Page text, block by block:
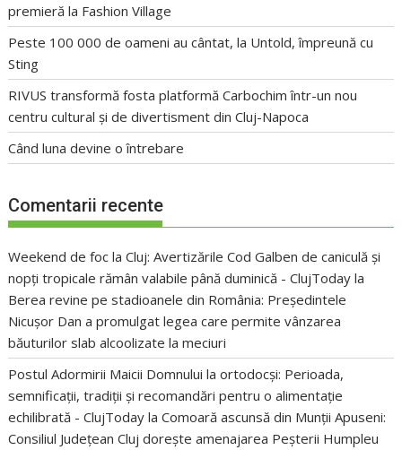
premieră la Fashion Village
Peste 100 000 de oameni au cântat, la Untold, împreună cu
Sting
RIVUS transformă fosta platformă Carbochim într-un nou
centru cultural și de divertisment din Cluj-Napoca
Când luna devine o întrebare
Comentarii recente
Weekend de foc la Cluj: Avertizările Cod Galben de caniculă și
nopți tropicale rămân valabile până duminică - ClujToday la
Berea revine pe stadioanele din România: Președintele
Nicușor Dan a promulgat legea care permite vânzarea
băuturilor slab alcoolizate la meciuri
Postul Adormirii Maicii Domnului la ortodocși: Perioada,
semnificații, tradiții și recomandări pentru o alimentație
echilibrată - ClujToday laComoară ascunsă din Munții Apuseni:
Consiliul Județean Cluj dorește amenajarea Peșterii Humpleu